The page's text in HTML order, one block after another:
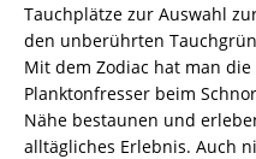
Tauchplätze zur Auswahl
den unberührten
Mit dem Zodiac hat man
Planktonfresser beim
Nähe bestaunen und
alltägliches Erlebnis. Auch